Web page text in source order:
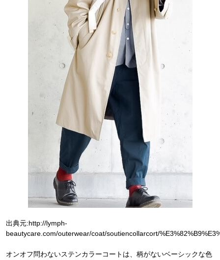
出典元:http://lymph-
beautycare.com/outerwear/coat/soutiencollarcort/
オンオフ問わないステンカラーコートは、柄がないベーシックな色